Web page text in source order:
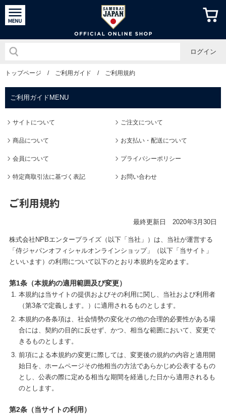
侍ジャパ
ログイン
トップページ / ご利用ガイド / ご利用規約
ご利用ガイドMENU
サイトについて ご注文について
商品について お支払い・配送について
会員について プライバシーポリシー
特定商取引法に基づく表記 お問い合わせ
ご利用規約
最終更新日 2020年3月30日
株式会社NPBエンタープライズ（以下「当社」）は、当社が運営する
「侍ジャパンオフィシャルオンラインショップ」（以下「当サイト」
といいます）の利用について以下のとおり本規約を定めます。
第1条（本規約の適用範囲及び変更）
本規約は当サイトの提供およびその利用に関し、当社および利用者
（第3条で定義します。）に適用されるものとします。
本規約の各条項は、社会情勢の変化その他の合理的必要性がある場
合には、契約の目的に反せず、かつ、相当な範囲において、変更で
きるものとします。
前項による本規約の変更に際しては、変更後の規約の内容と適用開
始日を、ホームページその他相当の方法であらかじめ公表するもの
とし、公表の際に定める相当な期間を経過した日から適用されるも
のとします。
第2条（当サイトの利用）